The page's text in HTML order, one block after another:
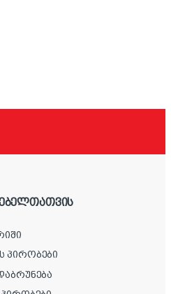
პირობები